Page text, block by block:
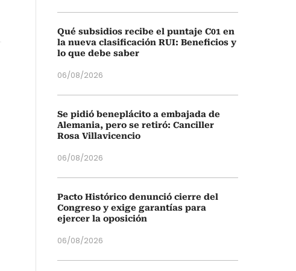
Qué subsidios recibe el puntaje C01 en
la nueva clasificación RUI: Beneficios y
lo que debe saber
06/08/2026
Se pidió beneplácito a embajada de
Alemania, pero se retiró: Canciller
Rosa Villavicencio
06/08/2026
Pacto Histórico denunció cierre del
Congreso y exige garantías para
ejercer la oposición
06/08/2026